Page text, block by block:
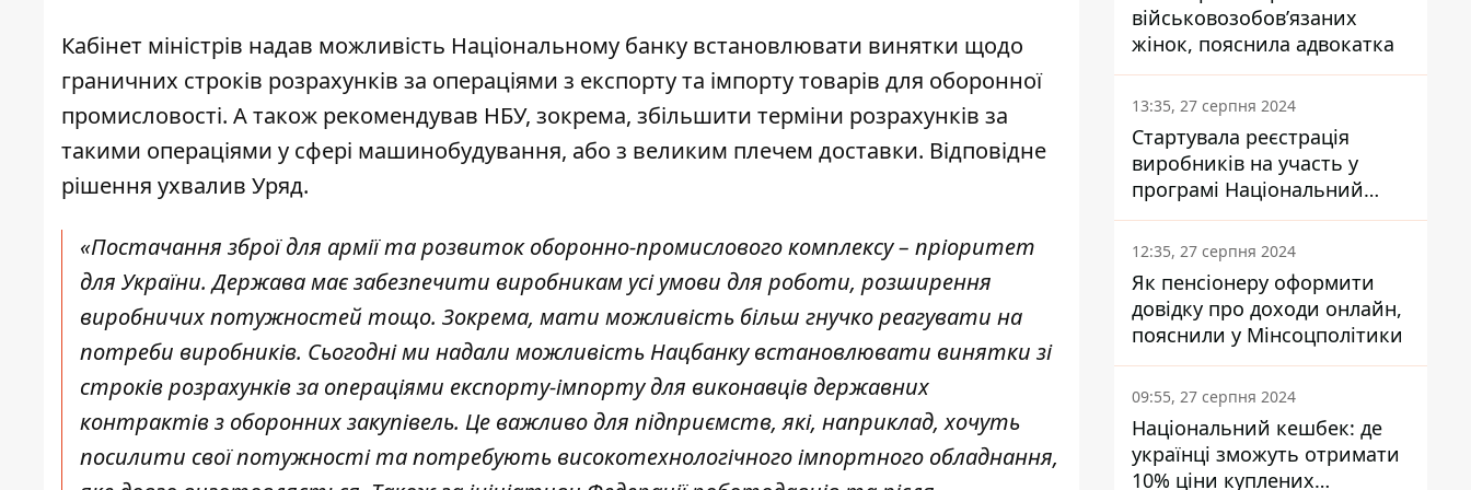
Кабінет міністрів надав можливість Національному банку встановлювати винятки щодо
граничних строків розрахунків за операціями з експорту та імпорту товарів для оборонної
промисловості. А також рекомендував НБУ, зокрема, збільшити терміни розрахунків за
такими операціями у сфері машинобудування, або з великим плечем доставки. Відповідне
рішення ухвалив Уряд.
«Постачання зброї для армії та розвиток оборонно-промислового комплексу – пріоритет
для України. Держава має забезпечити виробникам усі умови для роботи, розширення
виробничих потужностей тощо. Зокрема, мати можливість більш гнучко реагувати на
потреби виробників. Сьогодні ми надали можливість Нацбанку встановлювати винятки зі
строків розрахунків за операціями експорту-імпорту для виконавців державних
контрактів з оборонних закупівель. Це важливо для підприємств, які, наприклад, хочуть
посилити свої потужності та потребують високотехнологічного імпортного обладнання,
військовозобов’язаних
жінок, пояснила адвокатка
13:35, 27 серпня 2024
Стартувала реєстрація
виробників на участь у
програмі Національний
кешбек: як це зробити
через портал Дія
12:35, 27 серпня 2024
Як пенсіонеру оформити
довідку про доходи онлайн,
пояснили у Мінсоцполітики
09:55, 27 серпня 2024
Національний кешбек: де
українці зможуть отримати
10% ціни куплених